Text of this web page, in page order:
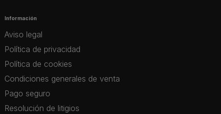
Información
Aviso legal
Política de privacidad
Política de cookies
Condiciones generales de venta
Pago seguro
Resolución de litigios